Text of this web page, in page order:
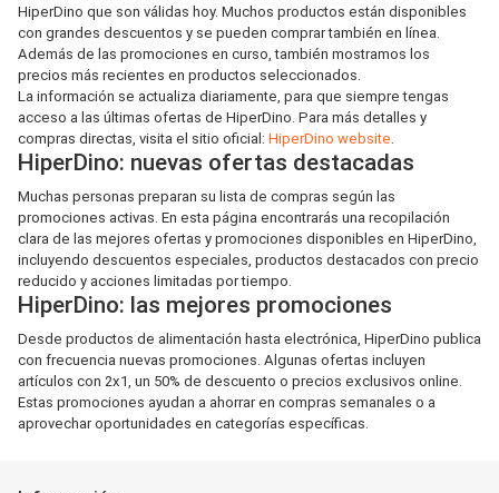
HiperDino que son válidas hoy. Muchos productos están disponibles
con grandes descuentos y se pueden comprar también en línea.
Además de las promociones en curso, también mostramos los
precios más recientes en productos seleccionados.
La información se actualiza diariamente, para que siempre tengas
acceso a las últimas ofertas de HiperDino. Para más detalles y
compras directas, visita el sitio oficial: HiperDino website.
HiperDino: nuevas ofertas destacadas
Muchas personas preparan su lista de compras según las
promociones activas. En esta página encontrarás una recopilación
clara de las mejores ofertas y promociones disponibles en HiperDino,
incluyendo descuentos especiales, productos destacados con precio
reducido y acciones limitadas por tiempo.
HiperDino: las mejores promociones
Desde productos de alimentación hasta electrónica, HiperDino publica
con frecuencia nuevas promociones. Algunas ofertas incluyen
artículos con 2x1, un 50% de descuento o precios exclusivos online.
Estas promociones ayudan a ahorrar en compras semanales o a
aprovechar oportunidades en categorías específicas.